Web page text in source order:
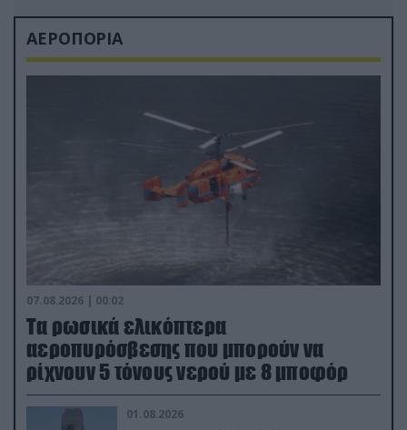
ΑΕΡΟΠΟΡΙΑ
07.08.2026 | 00:02
Τα ρωσικά ελικόπτερα
αεροπυρόσβεσης που μπορούν να
ρίχνουν 5 τόνους νερού με 8 μποφόρ
01.08.2026